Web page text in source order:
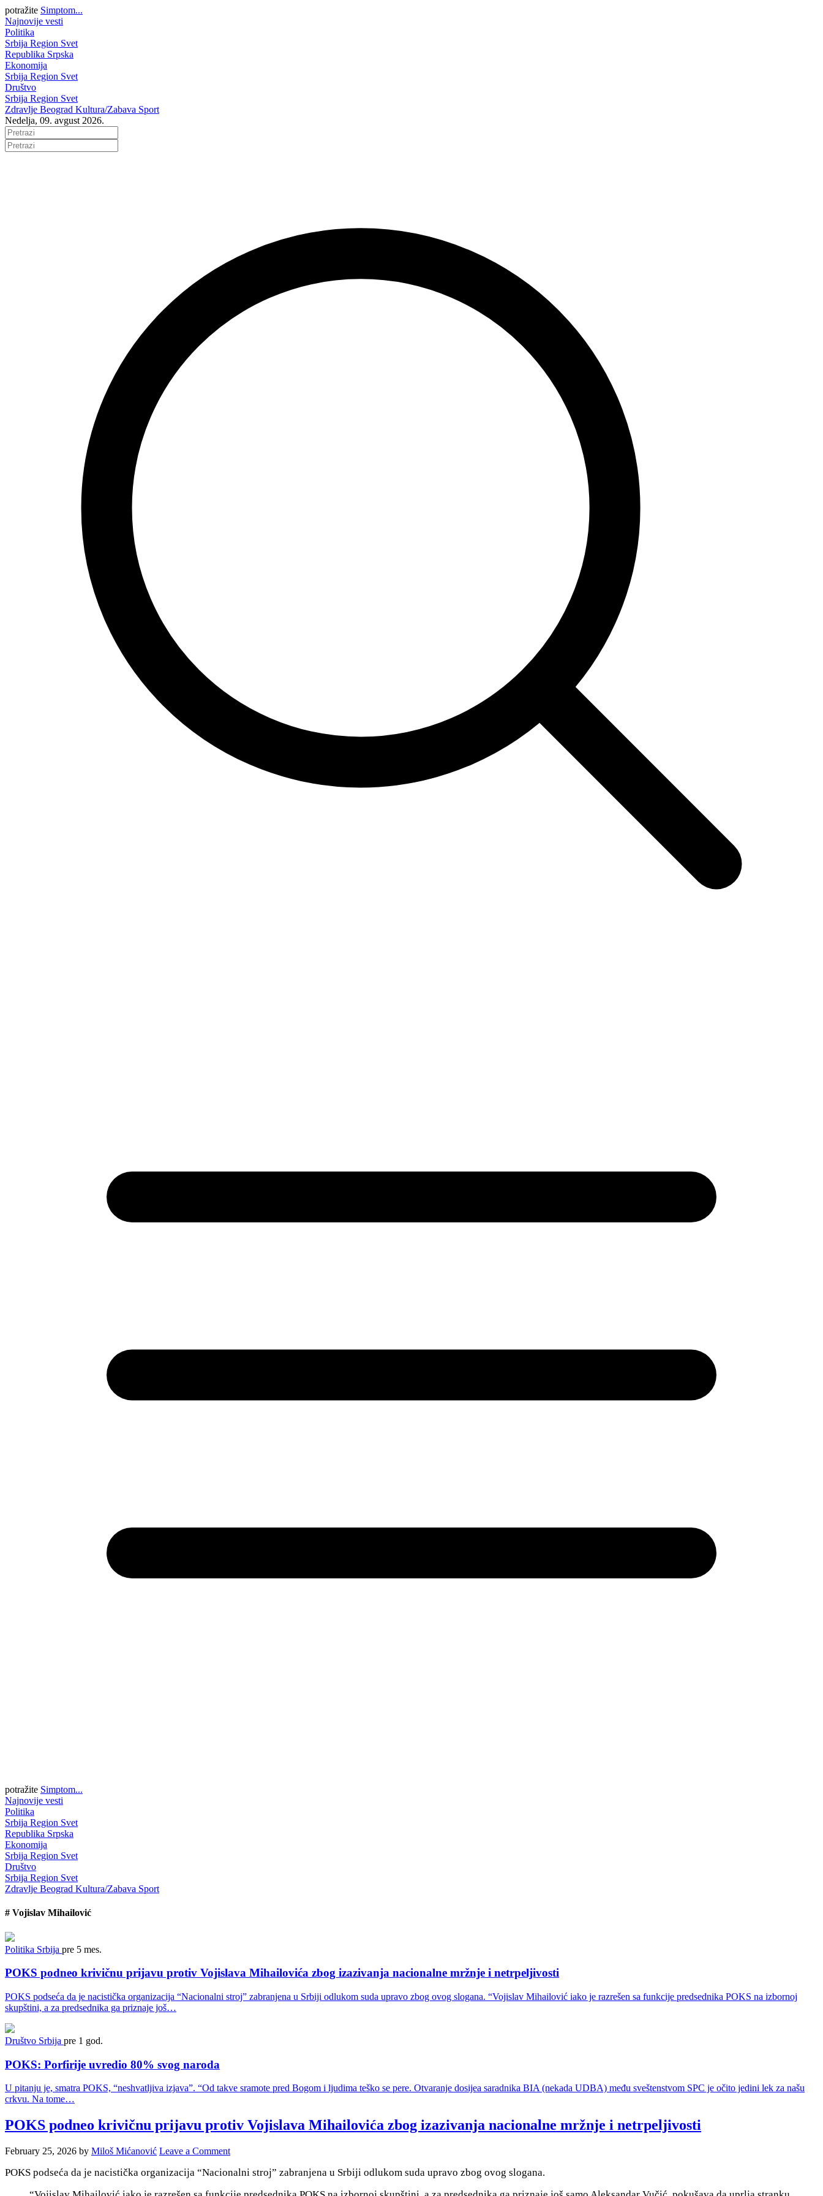
potražite Simptom...
Najnovije vesti
Politika
Srbija Region Svet
Republika Srpska
Ekonomija
Srbija Region Svet
Društvo
Srbija Region Svet
Zdravlje Beograd Kultura/Zabava Sport
Nedelja, 09. avgust 2026.
potražite Simptom...
Najnovije vesti
Politika
Srbija Region Svet
Republika Srpska
Ekonomija
Srbija Region Svet
Društvo
Srbija Region Svet
Zdravlje Beograd Kultura/Zabava Sport
# Vojislav Mihailović
Politika Srbija pre 5 mes.
POKS podneo krivičnu prijavu protiv Vojislava Mihailovića zbog izazivanja nacionalne mržnje i netrpeljivosti
POKS podseća da je nacistička organizacija “Nacionalni stroj” zabranjena u Srbiji odlukom suda upravo zbog ovog slogana. “Vojislav Mihailović iako je razrešen sa funkcije predsednika POKS na izbornoj
skupštini, a za predsednika ga priznaje još…
Društvo Srbija pre 1 god.
POKS: Porfirije uvredio 80% svog naroda
U pitanju je, smatra POKS, “neshvatljiva izjava”. “Od takve sramote pred Bogom i ljudima teško se pere. Otvaranje dosijea saradnika BIA (nekada UDBA) među sveštenstvom SPC je očito jedini lek za našu
crkvu. Na tome…
POKS podneo krivičnu prijavu protiv Vojislava Mihailovića zbog izazivanja nacionalne mržnje i netrpeljivosti
February 25, 2026 by Miloš Mićanović Leave a Comment
POKS podseća da je nacistička organizacija “Nacionalni stroj” zabranjena u Srbiji odlukom suda upravo zbog ovog slogana.